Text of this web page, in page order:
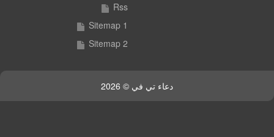
Rss
Sitemap 1
Sitemap 2
دعاء تي في © 2026